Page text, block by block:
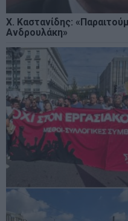
Χ. Καστανίδης:
Ανδρουλάκη»